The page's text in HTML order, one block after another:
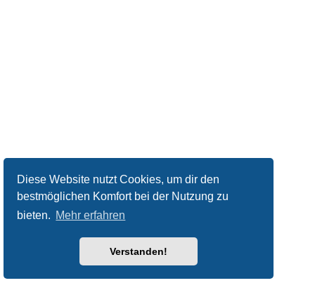
Diese Website nutzt Cookies, um dir den
bestmöglichen Komfort bei der Nutzung zu
bieten. Mehr erfahren
Verstanden!